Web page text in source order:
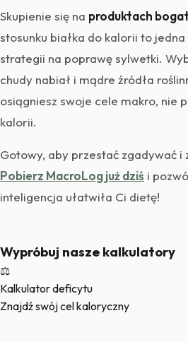
Skupienie się na produktach
stosunku białka do kalorii to
strategii na poprawę sylwetki.
chudy nabiał i mądre źródła
osiągniesz swoje cele makro, nie
kalorii.
Gotowy, aby przestać zgadywać i
Pobierz MacroLog już dziś i
inteligencja ułatwiła Ci dietę!
Wypróbuj nasze kalkulatory
⚖️
Kalkulator deficytu
Znajdź swój cel kaloryczny